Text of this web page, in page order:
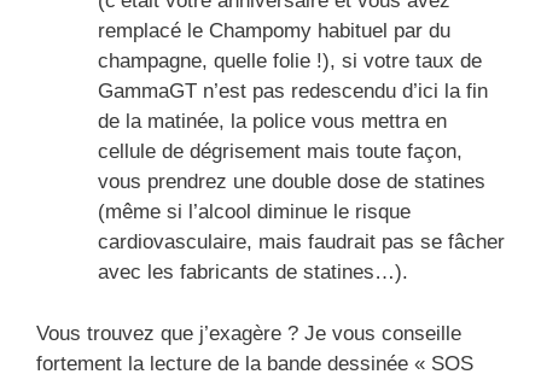
remplacé le Champomy habituel par du
champagne, quelle folie !), si votre taux de
GammaGT n’est pas redescendu d’ici la fin
de la matinée, la police vous mettra en
cellule de dégrisement mais toute façon,
vous prendrez une double dose de statines
(même si l’alcool diminue le risque
cardiovasculaire, mais faudrait pas se fâcher
avec les fabricants de statines…).
Vous trouvez que j’exagère ? Je vous conseille
fortement la lecture de la bande dessinée « SOS